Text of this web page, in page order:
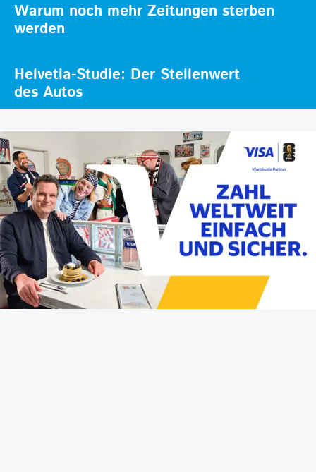
Warum noch mehr Zeitungen sterben
werden
Helvetia-Studie: Der Stellenwert
des Autos